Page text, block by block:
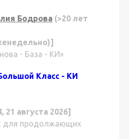
Бодрова (>20 лет
- База - КИ»
Класс - КИ
21 августа 2026]
для продолжающих